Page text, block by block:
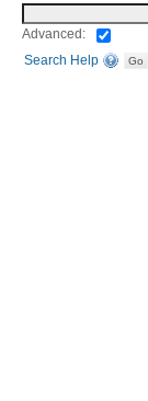
Advanced:
Search Help